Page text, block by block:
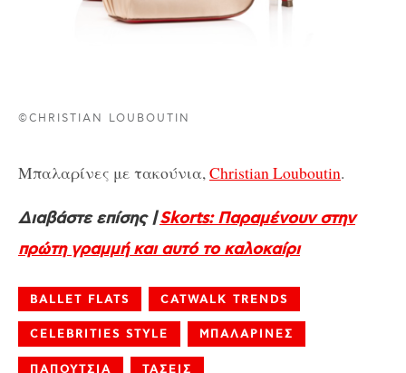
©CHRISTIAN LOUBOUTIN
Μπαλαρίνες με τακούνια, Christian Louboutin.
Διαβάστε επίσης |Skorts: Παραμένουν στην
πρώτη γραμμή και αυτό το καλοκαίρι
BALLET FLATS CATWALK TRENDS
CELEBRITIES STYLE ΜΠΑΛΑΡΙΝΕΣ
ΠΑΠΟΥΤΣΙΑ ΤΑΣΕΙΣ